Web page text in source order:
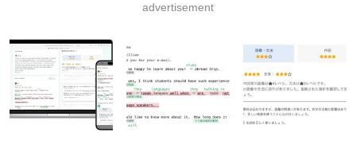
advertisement